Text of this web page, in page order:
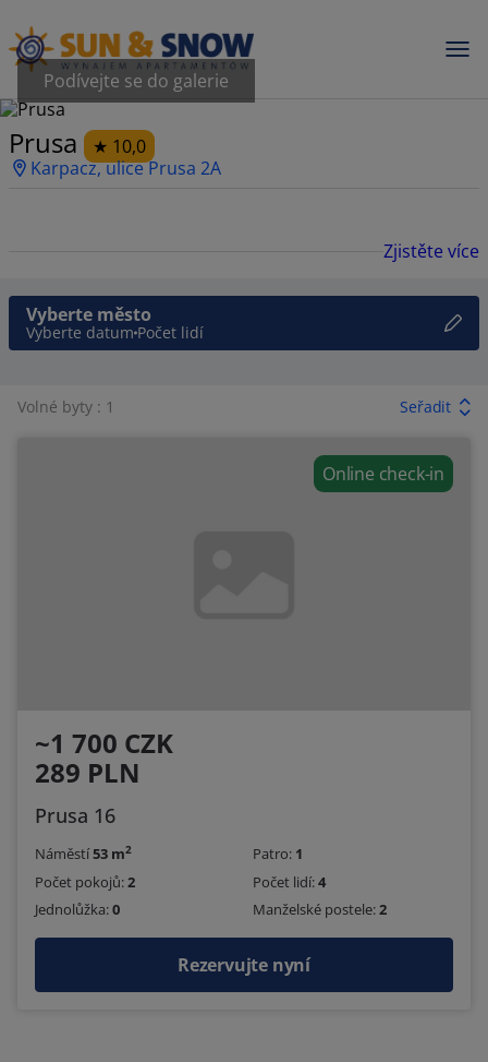
Podívejte se do galerie
Prusa
10,0
Karpacz, ulice Prusa 2A
Zjistěte více
Vyberte město
Vyberte datum Počet lidí
Volné byty : 1 Seřadit
Online check-in
~1 700 CZK
289 PLN
Prusa 16
Náměstí53 m2 Patro: 1
Počet pokojů:2 Počet lidí:4
Jednolůžka:0 Manželské postele:2
Rezervujte nyní